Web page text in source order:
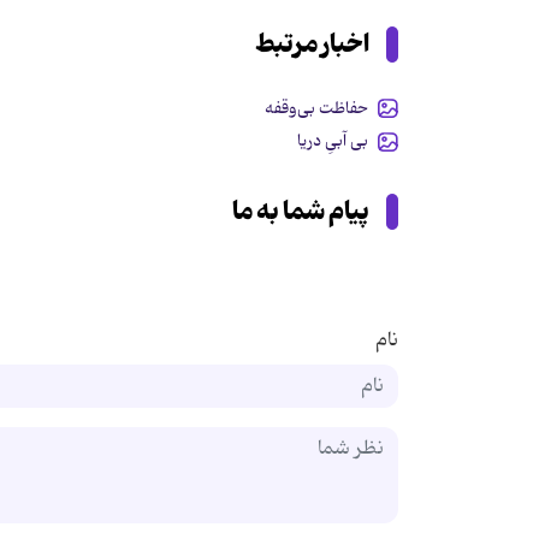
اخبار مرتبط
حفاظت بی‌وقفه
بی آبیِ دریا
پیام شما به ما
نام